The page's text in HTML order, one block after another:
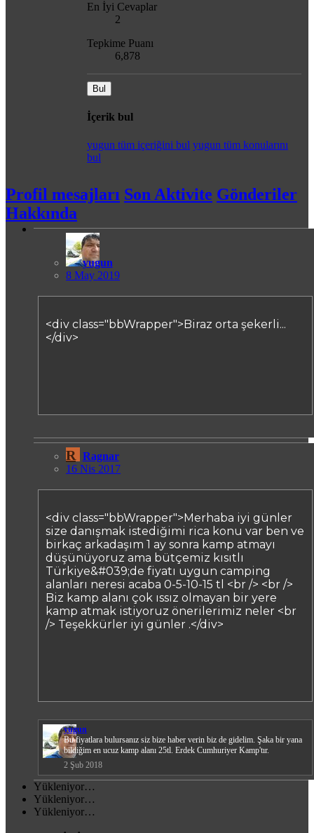
En İyi Cevaplar
2
Tepkime Puanı
6,878
Bul
İçerik bul
yugun tüm içeriğini bul yugun tüm konularını
bul
Profil mesajları Son Aktivite Gönderiler
Hakkında
yugun
8 May 2019
<div class="bbWrapper">Biraz orta şekerli...
</div>
R Ragnar
16 Nis 2017
<div class="bbWrapper">Merhaba iyi günler
size danışmak istediğimi rica konu var ben ve
birkaç arkadaşım 1 ay sonra kamp atmayı
düşünüyoruz ama bütçemiz kısıtlı
Türkiye&#039;de fiyatı uygun camping
alanları neresi acaba 0-5-10-15 tl <br /> <br />
Biz kamp alanı çok ıssız olmayan bir yere
kamp atmak istiyoruz önerilerimiz neler <br
/> Teşekkürler iyi günler .</div>
yugun
Bu fiyatlara bulursanız siz bize haber verin biz de gidelim. Şaka bir yana
bildiğim en ucuz kamp alanı 25tl. Erdek Cumhuriyer Kamp'tır.
2 Şub 2018
Yükleniyor…
Yükleniyor…
Yükleniyor…